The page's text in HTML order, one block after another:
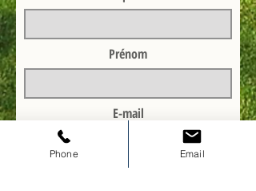
Prénom
E-mail
Adresse du bien à estimer
Phone Email